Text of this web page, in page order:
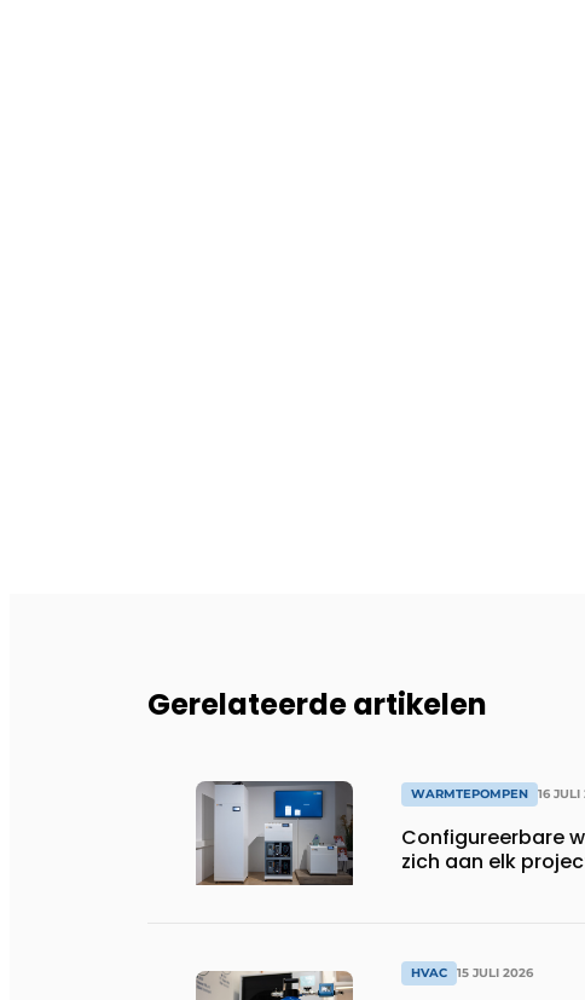
Gerelateerde artikelen
WARMTEPOMPEN 16 JULI
Configureerbare
zich aan elk
HVAC 15 JULI 2026